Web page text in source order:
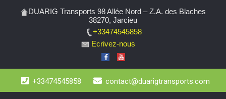
DUARIG Transports 98 Allée Nord – Z.A. des Blaches
38270, Jarcieu
+33474545858
Ecrivez-nous
+33474545858 contact@duarigtransports.com